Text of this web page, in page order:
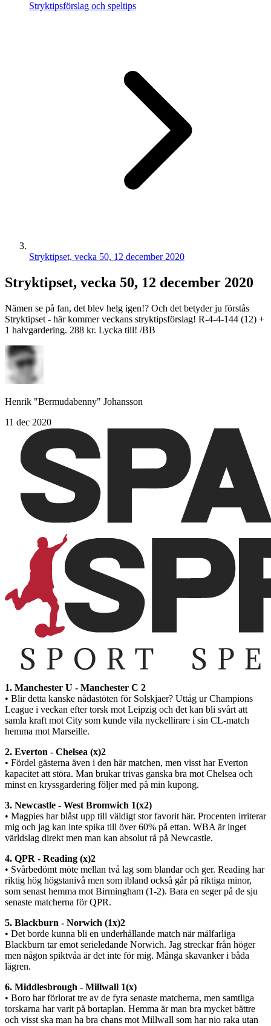
Stryktipsförslag och speltips
Stryktipset, vecka 50, 12 december 2020
Stryktipset, vecka 50, 12 december 2020
Nämen se på fan, det blev helg igen!? Och det betyder ju förstås
Stryktipset - här kommer veckans stryktipsförslag! R-4-4-144 (12) +
1 halvgardering. 288 kr. Lycka till! /BB
Henrik "Bermudabenny" Johansson
11 dec 2020
1. Manchester U - Manchester C 2
• Blir detta kanske nådastöten för Solskjaer? Uttåg ur Champions
League i veckan efter torsk mot Leipzig och det kan bli svårt att
samla kraft mot City som kunde vila nyckellirare i sin CL-match
hemma mot Marseille.
2. Everton - Chelsea (x)2
• Fördel gästerna även i den här matchen, men visst har Everton
kapacitet att störa. Man brukar trivas ganska bra mot Chelsea och
minst en kryssgardering följer med på min kupong.
3. Newcastle - West Bromwich 1(x2)
• Magpies har blåst upp till väldigt stor favorit här. Procenten irriterar
mig och jag kan inte spika till över 60% på ettan. WBA är inget
världslag direkt men man kan absolut rå på Newcastle.
4. QPR - Reading (x)2
• Svårbedömt möte mellan två lag som blandar och ger. Reading har
riktig hög högstanivå men som ibland också går på riktiga minor,
som senast hemma mot Birmingham (1-2). Bara en seger på de sju
senaste matcherna för QPR.
5. Blackburn - Norwich (1x)2
• Det borde kunna bli en underhållande match när målfarliga
Blackburn tar emot serieledande Norwich. Jag streckar från höger
men någon spiktvåa är det inte för mig. Många skavanker i båda
lägren.
6. Middlesbrough - Millwall 1(x)
• Boro har förlorat tre av de fyra senaste matcherna, men samtliga
torskarna har varit på bortaplan. Hemma är man bra mycket bättre
och visst ska man ha bra chans mot Millwall som har nio raka utan